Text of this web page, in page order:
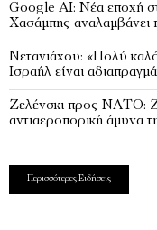
Google AI: Νέα εποχή
Χασάμπης αναλαμβάνει
Νετανιάχου: «Πολύ
Ισραήλ είναι
Ζελένσκι προς ΝΑΤΟ:
αντιαεροπορική άμυνα
Περισσότερες Ειδήσεις